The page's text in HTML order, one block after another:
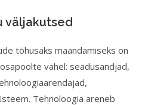
väljakutsed
tõhusaks maandamiseks on
vahel: seadusandjad,
Tehnoloogia areneb